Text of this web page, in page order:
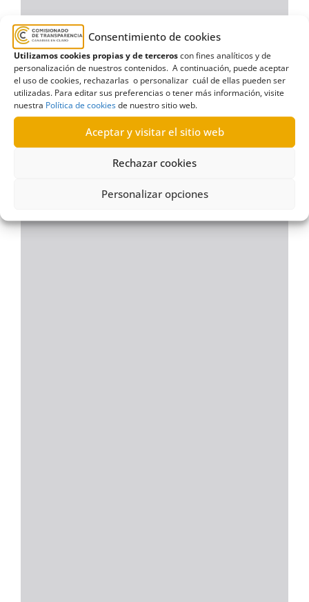
Consentimiento de cookies
Utilizamos cookies propias y de terceroscon fines analíticos y de
personalización de nuestros contenidos. A continuación, puede aceptar
el uso de cookies, rechazarlas o personalizar cuál de ellas pueden ser
utilizadas. Para editar sus preferencias o tener más información, visite
nuestra Política de cookiesde nuestro sitio web.
Aceptar y visitar el sitio web
Rechazar cookies
Personalizar opciones